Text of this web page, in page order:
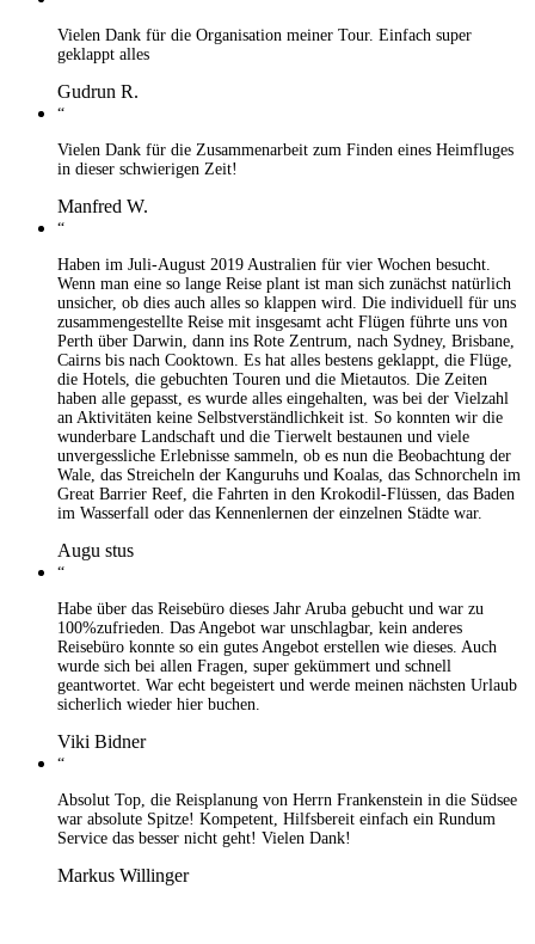
Vielen Dank für die Organisation meiner Tour. Einfach super
geklappt alles
Gudrun R.
“
Vielen Dank für die Zusammenarbeit zum Finden eines Heimfluges
in dieser schwierigen Zeit!
Manfred W.
“
Haben im Juli-August 2019 Australien für vier Wochen besucht.
Wenn man eine so lange Reise plant ist man sich zunächst natürlich
unsicher, ob dies auch alles so klappen wird. Die individuell für uns
zusammengestellte Reise mit insgesamt acht Flügen führte uns von
Perth über Darwin, dann ins Rote Zentrum, nach Sydney, Brisbane,
Cairns bis nach Cooktown. Es hat alles bestens geklappt, die Flüge,
die Hotels, die gebuchten Touren und die Mietautos. Die Zeiten
haben alle gepasst, es wurde alles eingehalten, was bei der Vielzahl
an Aktivitäten keine Selbstverständlichkeit ist. So konnten wir die
wunderbare Landschaft und die Tierwelt bestaunen und viele
unvergessliche Erlebnisse sammeln, ob es nun die Beobachtung der
Wale, das Streicheln der Kanguruhs und Koalas, das Schnorcheln im
Great Barrier Reef, die Fahrten in den Krokodil-Flüssen, das Baden
im Wasserfall oder das Kennenlernen der einzelnen Städte war.
Augu stus
“
Habe über das Reisebüro dieses Jahr Aruba gebucht und war zu
100%zufrieden. Das Angebot war unschlagbar, kein anderes
Reisebüro konnte so ein gutes Angebot erstellen wie dieses. Auch
wurde sich bei allen Fragen, super gekümmert und schnell
geantwortet. War echt begeistert und werde meinen nächsten Urlaub
sicherlich wieder hier buchen.
Viki Bidner
“
Absolut Top, die Reisplanung von Herrn Frankenstein in die Südsee
war absolute Spitze! Kompetent, Hilfsbereit einfach ein Rundum
Service das besser nicht geht! Vielen Dank!
Markus Willinger